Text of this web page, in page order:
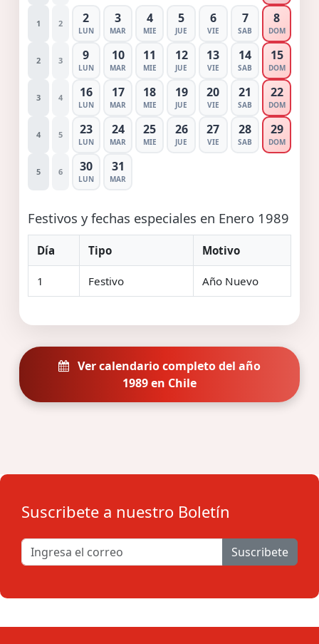
1 2 2
LUN
3
MAR
4
MIE
5
JUE
6
VIE
7
SAB
8
DOM
2 3 9
LUN
10
MAR
11
MIE
12
JUE
13
VIE
14
SAB
15
DOM
3 4 16
LUN
17
MAR
18
MIE
19
JUE
20
VIE
21
SAB
22
DOM
4 5 23
LUN
24
MAR
25
MIE
26
JUE
27
VIE
28
SAB
29
DOM
5 6 30
LUN
31
MAR
Festivos y fechas especiales en Enero 1989
Día Tipo Motivo
1 Festivo Año Nuevo
Ver calendario completo del año
1989 en Chile
Suscribete a nuestro Boletín
Suscribete